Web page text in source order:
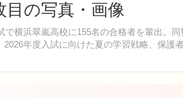
目の写真・画像
横浜翠嵐高校に155名の合格者を輩出。同
年度入試に向けた夏の学習戦略、保護